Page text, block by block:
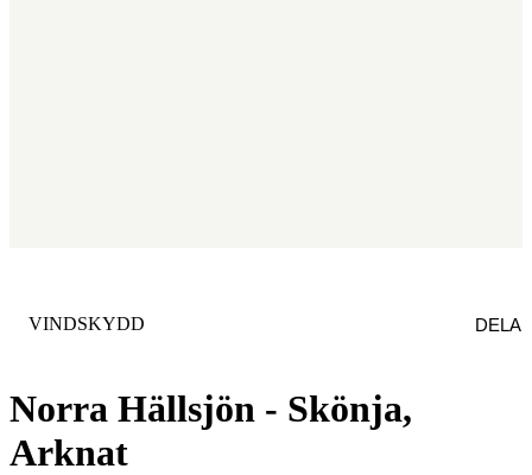
Norra Hällsjön - Skönja,
Arknat
KATEGORI:
VINDSKYDD DELA